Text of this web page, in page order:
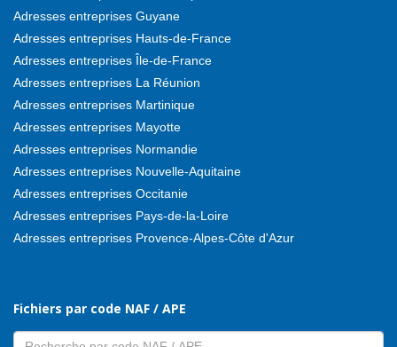
Adresses entreprises Guyane
Adresses entreprises Hauts-de-France
Adresses entreprises Île-de-France
Adresses entreprises La Réunion
Adresses entreprises Martinique
Adresses entreprises Mayotte
Adresses entreprises Normandie
Adresses entreprises Nouvelle-Aquitaine
Adresses entreprises Occitanie
Adresses entreprises Pays-de-la-Loire
Adresses entreprises Provence-Alpes-Côte d'Azur
Fichiers par code NAF / APE